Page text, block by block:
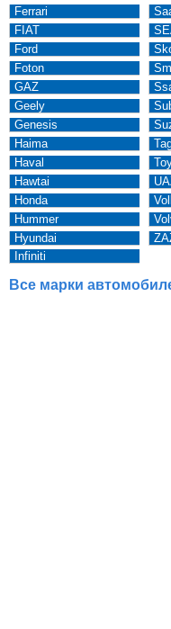
Ferrari
FIAT
Ford
Foton
GAZ
Geely
Genesis
Haima
Haval
Hawtai
Honda
Hummer
Hyundai
Infiniti
Все марки